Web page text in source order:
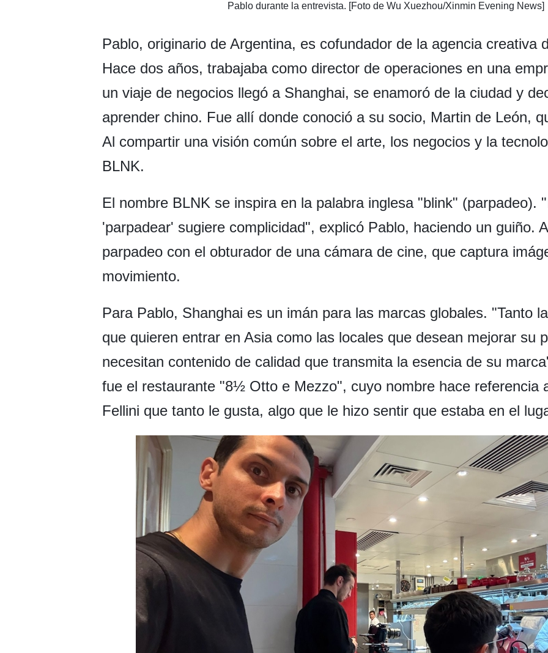
​Pablo durante la entrevista. [Foto de Wu Xuezhou/Xinmin Evening News]
Pablo, originario de Argentina, es cofundador de la agencia creativa
Hace dos años, trabajaba como director de operaciones en una
un viaje de negocios llegó a Shanghai, se enamoró de la ciudad y
aprender chino. Fue allí donde conoció a su socio, Martin de León,
Al compartir una visión común sobre el arte, los negocios y la
BLNK.
El nombre BLNK se inspira en la palabra inglesa "blink" (parpadeo).
'parpadear' sugiere complicidad", explicó Pablo, haciendo un guiño.
parpadeo con el obturador de una cámara de cine, que captura
movimiento.
Para Pablo, Shanghai es un imán para las marcas globales. "Tanto
que quieren entrar en Asia como las locales que desean mejorar su
necesitan contenido de calidad que transmita la esencia de su
fue el restaurante "8½ Otto e Mezzo", cuyo nombre hace referencia
Fellini que tanto le gusta, algo que le hizo sentir que estaba en el